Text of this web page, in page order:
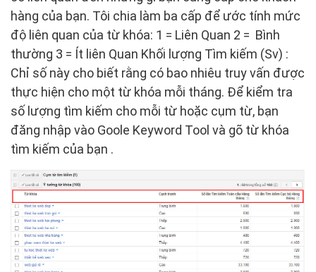
hàng của bạn. Tôi chia làm ba cấp để ước tính mức
độ liên quan của từ khóa: 1 = Liên Quan 2 = Bình
thường 3 = Ít liên Quan Khối lượng Tìm kiếm (Sv) :
Chỉ số này cho biết rằng có bao nhiêu truy vấn được
thực hiện cho một từ khóa mỗi tháng. Để kiểm tra
số lượng tìm kiếm cho mỗi từ hoặc cụm từ, bạn
đăng nhập vào Goole Keyword Tool và gõ từ khóa
tìm kiếm của bạn .